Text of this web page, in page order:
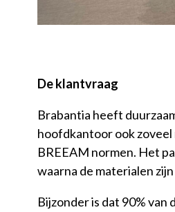
De klantvraag
Brabantia heeft
hoofdkantoor ook
BREEAM normen. Het
waarna de materialen
Bijzonder is dat 90% van